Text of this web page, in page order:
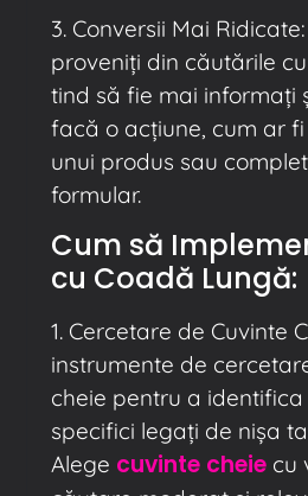
3. Conversii Mai
proveniți din căutările
tind să fie mai informați
facă o acțiune, cum ar
unui produs sau
formular.
Cum să
cu Coadă Lungă:
1. Cercetare de Cuvinte
instrumente de
cheie pentru a
specifici legați de nișa
Alege cuvinte cheiecu